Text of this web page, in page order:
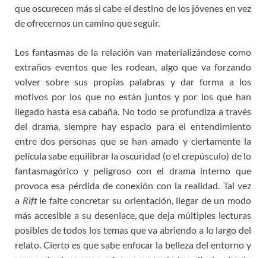
que oscurecen más si cabe el destino de los jóvenes en vez
de ofrecernos un camino que seguir.
Los fantasmas de la relación van materializándose como
extraños eventos que les rodean, algo que va forzando
volver sobre sus propias palabras y dar forma a los
motivos por los que no están juntos y por los que han
llegado hasta esa cabaña. No todo se profundiza a través
del drama, siempre hay espacio para el entendimiento
entre dos personas que se han amado y ciertamente la
película sabe equilibrar la oscuridad (o el crepúsculo) de lo
fantasmagórico y peligroso con el drama interno que
provoca esa pérdida de conexión con la realidad. Tal vez
a Riftle falte concretar su orientación, llegar de un modo
más accesible a su desenlace, que deja múltiples lecturas
posibles de todos los temas que va abriendo a lo largo del
relato. Cierto es que sabe enfocar la belleza del entorno y